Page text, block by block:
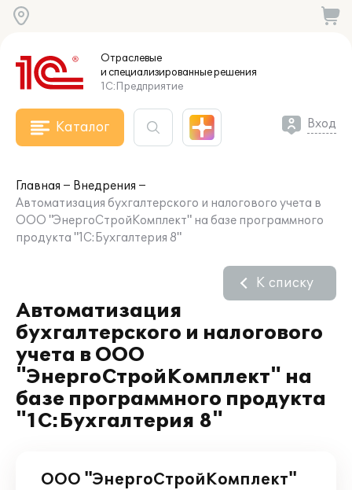
Отраслевые
и специализированныерешения
1С:Предприятие
Каталог Вход
Главная
Внедрения
Автоматизация бухгалтерского и налогового учета в
ООО "ЭнергоСтройКомплект" на базе программного
продукта "1С:Бухгалтерия 8"
Автоматизация
бухгалтерского и налогового
учета в ООО
"ЭнергоСтройКомплект" на
базе программного продукта
"1С:Бухгалтерия 8"
К списку
ООО "ЭнергоСтройКомплект"